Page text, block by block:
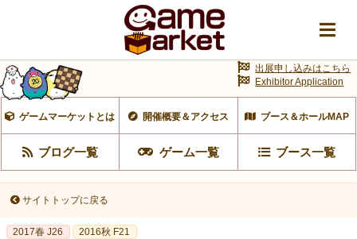
ゲームマーケットとは 開催概要＆アクセス ブース＆ホールMAP
ブログ一覧 ゲーム一覧 ブース一覧
出展申し込みはこちら
Exhibitor Application
サイトトップに戻る
2017春 J26 2016秋 F21